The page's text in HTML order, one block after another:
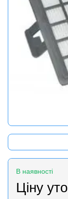
В наявності
Ціну